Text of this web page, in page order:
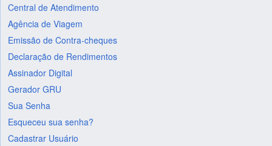
Central de Atendimento
Agência de Viagem
Emissão de Contra-cheques
Declaração de Rendimentos
Assinador Digital
Gerador GRU
Sua Senha
Esqueceu sua senha?
Cadastrar Usuário